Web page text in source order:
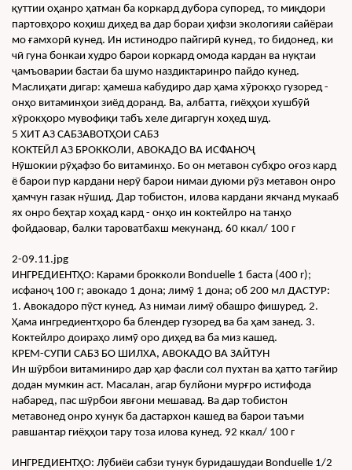
қуттии оҳанро ҳатман ба коркард дубора супоред, то миқдори
партовҳоро коҳиш диҳед ва дар бораи ҳифзи экологияи сайёраи
мо ғамхорӣ кунед. Ин истинодро пайгирӣ кунед, то бидонед, ки
чӣ гуна бонкаи худро барои коркард омода кардан ва нуқтаи
ҷамъоварии бастаи ба шумо наздиктаринро пайдо кунед.
Маслиҳати дигар: ҳамеша кабудиро дар ҳама хӯрокҳо гузоред -
онҳо витаминҳои зиёд доранд. Ва, албатта, гиёҳҳои хушбӯй
хӯрокҳоро мувофиқи табъ хеле дигаргун хоҳед шуд.
5 ХИТ АЗ САБЗАВОТҲОИ САБЗ
КОКТЕЙЛ АЗ БРОККОЛИ, АВОКАДО ВА ИСФАНОҶ
Нӯшокии рӯҳафзо бо витаминҳо. Бо он метавон субҳро оғоз кард
ё барои пур кардани нерӯ барои нимаи дуюми рӯз метавон онро
ҳамчун газак нӯшид. Дар тобистон, илова кардани якчанд мукааб
ях онро беҳтар хоҳад кард - онҳо ин коктейлро на танҳо
фойдаовар, балки тароватбахш мекунанд. 60 ккал/ 100 г
2-09.11.jpg
ИНГРЕДИЕНТҲО: Карами брокколи Bonduelle 1 баста (400 г);
исфаноҷ 100 г; авокадо 1 дона; лимӯ 1 дона; об 200 мл ДАСТУР:
1. Авокадоро пӯст кунед. Аз нимаи лимӯ обашро фишуред. 2.
Ҳама ингредиентҳоро ба блендер гузоред ва ба ҳам занед. 3.
Коктейлро доираҳо лимӯ оро диҳед ва ба миз кашед.
КРЕМ-СУПИ САБЗ БО ШИЛХА, АВОКАДО ВА ЗАЙТУН
Ин шӯрбои витаминиро дар ҳар фасли сол пухтан ва ҳатто тағйир
додан мумкин аст. Масалан, агар булйони мурғро истифода
набаред, пас шӯрбои явғони мешавад. Ва дар тобистон
метавонед онро хунук ба дастархон кашед ва барои таъми
равшантар гиёҳҳои тару тоза илова кунед. 92 ккал/ 100 г
ИНГРЕДИЕНТҲО: Лӯбиёи сабзи тунук буридашудаи Bonduelle 1/2